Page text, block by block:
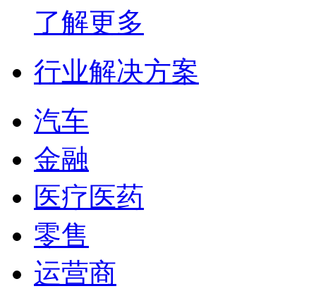
了解更多
行业解决方案
汽车
金融
医疗医药
零售
运营商